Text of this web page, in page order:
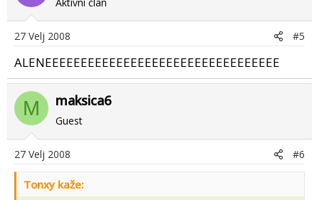
27 Velj 2008 #5
ALENEEEEEEEEEEEEEEEEEEEEEEEEEEEEEEEEE
M maksica6
Guest
27 Velj 2008 #6
Tonxy kaže: